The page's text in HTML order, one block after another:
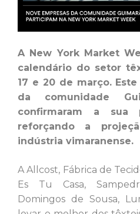
A New York Market
calendário do setor
17 e 20 de março.
da comunidade
confirmaram a sua
reforçando a
indústria vimaranense.
A Allcost, Fábrica de
Es Tu Casa,
Domingos de Sousa,